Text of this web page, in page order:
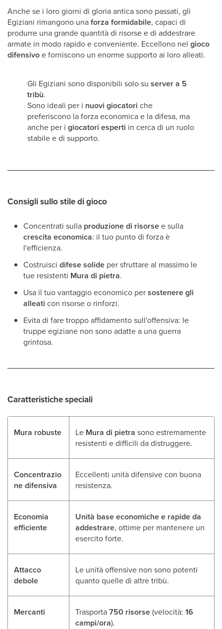
Anche se i loro giorni di gloria antica sono passati, gli
Egiziani rimangono unaforza formidabile, capaci di
produrre una grande quantità di risorse e di addestrare
armate in modo rapido e conveniente. Eccellono nel gioco
difensivoe forniscono un enorme supporto ai loro alleati.
Gli Egiziani sono disponibili solo su server a 5
tribù.
Sono ideali per i nuovi giocatori che
preferiscono la forza economica e la difesa, ma
anche per i giocatori esperti in cerca di un ruolo
stabile e di supporto.
Consigli sullo stile di gioco
Concentrati sulla produzione di risorsee sulla
crescita economica: il tuo punto di forza è
l'efficienza.
Costruisci difese solide per sfruttare al massimo le
tue resistenti Mura di pietra.
Usa il tuo vantaggio economico persostenere gli
alleati con risorse o rinforzi.
Evita di fare troppo affidamento sull'offensiva: le
truppe egiziane non sono adatte a una guerra
grintosa.
Caratteristiche speciali
Mura robuste Le Mura di pietra sono estremamente
resistenti e difficili da distruggere.
Concentrazio
ne difensiva
Eccellenti unità difensive con buona
resistenza.
Economia
efficiente
Unità base economiche e rapide da
addestrare, ottime per mantenere un
esercito forte.
Attacco
debole
Le unità offensive non sono potenti
quanto quelle di altre tribù.
Mercanti Trasporta750 risorse(velocità: 16
campi/ora).